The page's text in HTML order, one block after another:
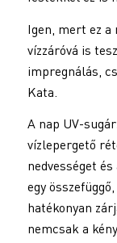
Igen, mert ez a
vízzáróvá is
impregnálás,
Kata.
A nap UV-
vízlepergető
nedvességet
egy
hatékonyan
nemcsak a